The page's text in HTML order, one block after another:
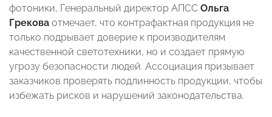
фотоники, Генеральный директор АПСС Ольга
Грекова отмечает, что контрафактная продукция не
только подрывает доверие к производителям
качественной светотехники, но и создает прямую
угрозу безопасности людей. Ассоциация призывает
заказчиков проверять подлинность продукции, чтобы
избежать рисков и нарушений законодательства.